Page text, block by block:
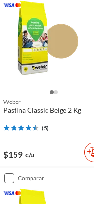
Weber
Pastina Classic Beige 2 Kg
(5)
$159 c/u
comparar